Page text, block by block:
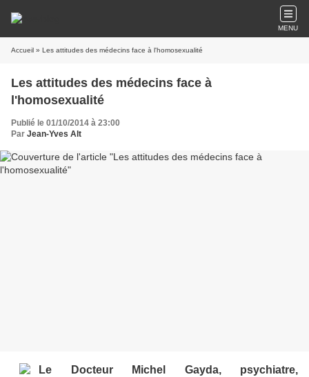
MENU
Accueil » Les attitudes des médecins face à l'homosexualité
Les attitudes des médecins face à
l'homosexualité
Publié le 01/10/2014 à 23:00
Par Jean-Yves Alt
Le Docteur Michel Gayda, psychiatre,